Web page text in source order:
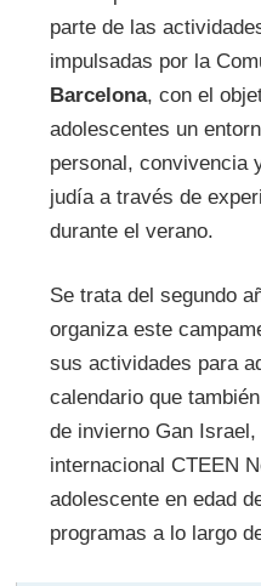
parte de las
impulsadas por la
Barcelona, con el
adolescentes un
personal, convivencia
judía a través de
durante el verano.
Se trata del segundo
organiza este
sus actividades para
calendario que
de invierno Gan
internacional CTEEN
adolescente en edad
programas a lo largo